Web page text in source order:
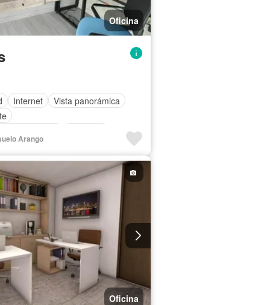
Oficina
Internet
Vista panorámica
Arango
Oficina